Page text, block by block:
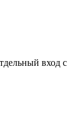
вход с